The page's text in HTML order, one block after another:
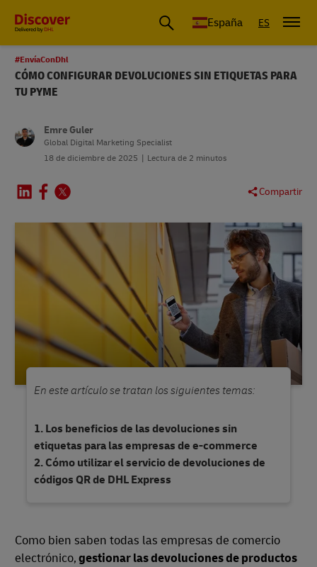
España ES
#EnvíaConDhl
CÓMO CONFIGURAR DEVOLUCIONES SIN ETIQUETAS PARA
TU PYME
Emre Guler
Global Digital Marketing Specialist
18 de diciembre de 2025
Lectura de 2 minutos
Compartir
En este artículo se tratan los siguientes temas:
Los beneficios de las devoluciones sin
etiquetas para las empresas de e-commerce
Cómo utilizar el servicio de devoluciones de
códigos QR de DHL Express
Como bien saben todas las empresas de comercio
electrónico,gestionar las devoluciones de productos